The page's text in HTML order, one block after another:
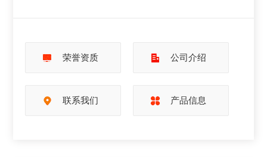
荣誉资质 公司介绍
联系我们 产品信息